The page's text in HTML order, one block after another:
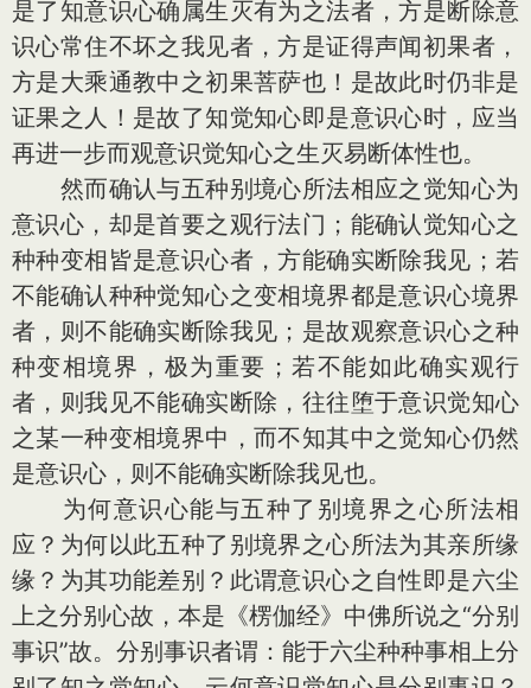
是了知意识心确属生灭有为之法者，方是断除意
识心常住不坏之我见者，方是证得声闻初果者，
方是大乘通教中之初果菩萨也！是故此时仍非是
证果之人！是故了知觉知心即是意识心时，应当
再进一步而观意识觉知心之生灭易断体性也。
然而确认与五种别境心所法相应之觉知心为
意识心，却是首要之观行法门；能确认觉知心之
种种变相皆是意识心者，方能确实断除我见；若
不能确认种种觉知心之变相境界都是意识心境界
者，则不能确实断除我见；是故观察意识心之种
种变相境界，极为重要；若不能如此确实观行
者，则我见不能确实断除，往往堕于意识觉知心
之某一种变相境界中，而不知其中之觉知心仍然
是意识心，则不能确实断除我见也。
为何意识心能与五种了别境界之心所法相
应？为何以此五种了别境界之心所法为其亲所缘
缘？为其功能差别？此谓意识心之自性即是六尘
上之分别心故，本是《楞伽经》中佛所说之“分别
事识”故。分别事识者谓：能于六尘种种事相上分